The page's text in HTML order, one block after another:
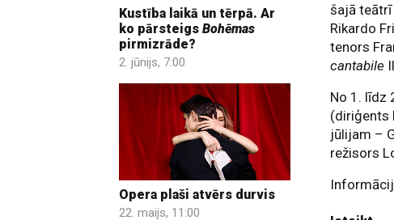
Kustība laikā un tērpā. Ar
ko pārsteigs Bohēmas
pirmizrāde?
2. jūnijs, 7:00
Opera plaši atvērs durvis
22. maijs, 11:00
šajā
Rikardo
tenors
cantabile
No 1. līdz
(diriģents
jūlijam –
režisors